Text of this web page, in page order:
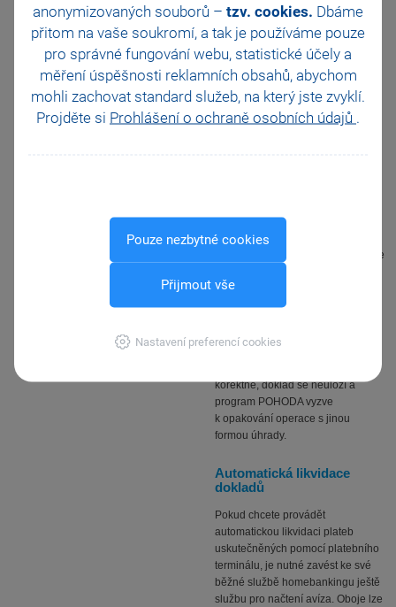
anonymizovaných souborů – tzv. cookies. Dbáme
přitom na vaše soukromí, a tak je používáme pouze
pro správné fungování webu, statistické účely a
měření úspěšnosti reklamních obsahů, abychom
mohli zachovat standard služeb, na který jste zvyklí.
Projděte si Prohlášení o ochraně osobních údajů .
Pouze nezbytné cookies
Přijmout vše
Nastavení preferencí cookies
dialogové okno pro ruční zadání
transakce. V tomto případě vyplňte
datum transakce, číslo obchodníka
z účtenky a poslední čtyři číslice
platební karty. Pokud platba na
terminálu neproběhla, ukončete
dialogové okno tlačítkem Storno.
Potvrzení platby platebním
terminálem zatrhnout volbu
. Opět se
zadání výsledku transakce na
platebním terminálu, kde uvedete
poslední čtyři číslice platební karty.
korektně, doklad se neuloží a
program POHODA vyzve
k opakování operace s jinou
formou úhrady.
Automatická likvidace
dokladů
Pokud chcete provádět
automatickou likvidaci plateb
uskutečněných pomocí platebního
terminálu, je nutné zavést ke své
běžné službě homebankingu ještě
službu pro načtení avíza. Oboje lze